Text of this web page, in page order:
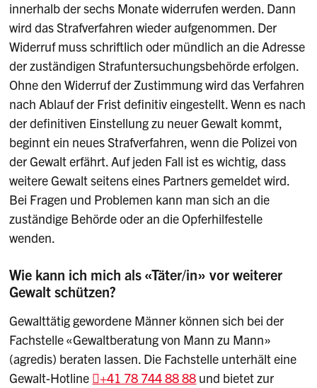
innerhalb der sechs Monate widerrufen werden. Dann
wird das Strafverfahren wieder aufgenommen. Der
Widerruf muss schriftlich oder mündlich an die Adresse
der zuständigen Strafuntersuchungsbehörde erfolgen.
Ohne den Widerruf der Zustimmung wird das Verfahren
nach Ablauf der Frist definitiv eingestellt. Wenn es nach
der definitiven Einstellung zu neuer Gewalt kommt,
beginnt ein neues Strafverfahren, wenn die Polizei von
der Gewalt erfährt. Auf jeden Fall ist es wichtig, dass
weitere Gewalt seitens eines Partners gemeldet wird.
Bei Fragen und Problemen kann man sich an die
zuständige Behörde oder an die Opferhilfestelle
wenden.
Wie kann ich mich als «Täter/in» vor weiterer
Gewalt schützen?
Gewalttätig gewordene Männer können sich bei der
Fachstelle «Gewaltberatung von Mann zu Mann»
(agredis) beraten lassen. Die Fachstelle unterhält eine
Gewalt-Hotline
+41 78 744 88 88 und bietet zur